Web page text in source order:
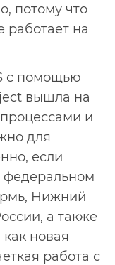
потому что
работает на
с помощью
вышла на
и
для
если
федеральном
Нижний
а также
новая
работа с